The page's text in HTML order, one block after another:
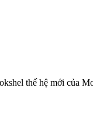
thế hệ mới của